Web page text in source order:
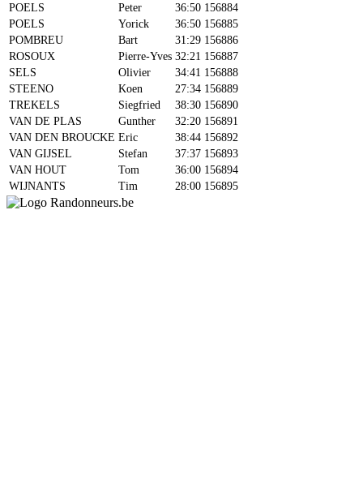
POELS
Peter 36:50 156884
POELS
Yorick 36:50 156885
POMBREU
Bart 31:29 156886
ROSOUX
Pierre-Yves 32:21 156887
SELS
Olivier 34:41 156888
STEENO
Koen 27:34 156889
TREKELS
Siegfried 38:30 156890
VAN DE PLAS
Gunther 32:20 156891
VAN DEN BROUCKE Eric 38:44 156892
VAN GIJSEL
Stefan 37:37 156893
VAN HOUT
Tom 36:00 156894
WIJNANTS
Tim 28:00 156895